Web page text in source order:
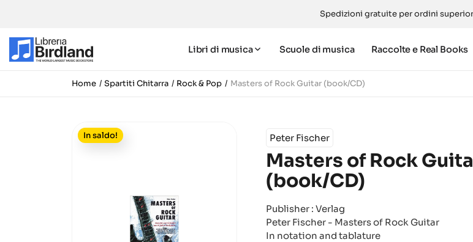
Spedizioni gratuite per ordini
Libri di musica Scuole di musica Raccolte e Real Books
Home Spartiti Chitarra Rock & Pop Masters of Rock Guitar (book/CD)
In saldo! Peter Fischer
Masters of Rock
(book/CD)
Publisher : Verlag
Peter Fischer - Masters of Rock Guitar
In notation and tablature